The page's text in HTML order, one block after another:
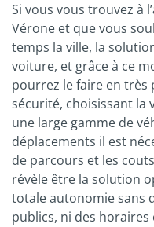
Si vous vous trouvez à
Vérone et que vous
temps la ville, la
voiture, et grâce à ce
pourrez le faire en très
sécurité, choisissant la
une large gamme de
déplacements il est
de parcours et les
révèle être la solution
totale autonomie sans
publics, ni des horaires